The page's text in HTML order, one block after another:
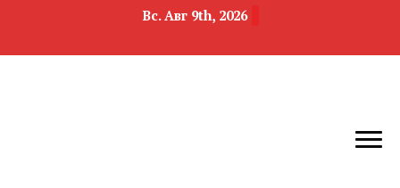
Вс. Авг 9th, 2026